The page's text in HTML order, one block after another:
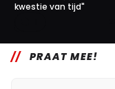
kwestie van tijd"
PRAAT MEE!